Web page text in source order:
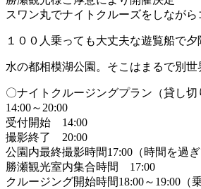
スワン丸でナイトクルーズをしなが
１００人乗っても大丈夫な遊覧船で
水の都相模湖公園。そこはまるで別
〇ナイトクルージングプラン（貸し切
14:00～20:00
受付開始 14:00
撮影終了 20:00
公園内最終撮影時間17:00（時間を過
勝瀬観光室内集合時間 17:00
クルージング開始時間18:00～19:00（